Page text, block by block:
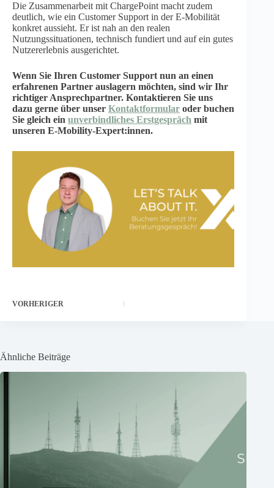
Die Zusammenarbeit mit ChargePoint macht zudem
deutlich, wie ein Customer Support in der E-Mobilität
konkret aussieht. Er ist nah an den realen
Nutzungssituationen, technisch fundiert und auf ein gutes
Nutzererlebnis ausgerichtet.
Wenn Sie Ihren Customer Support nun an einen
erfahrenen Partner auslagern möchten, sind wir Ihr
richtiger Ansprechpartner. Kontaktieren Sie uns
dazu gerne über unser Kontaktformular oder buchen
Sie gleich ein unverbindliches Erstgespräch mit
unseren E-Mobility-Expert:innen.
VORHERIGER
Ähnliche Beiträge